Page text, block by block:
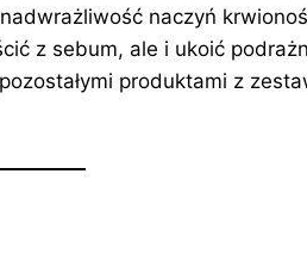
naczyń
z sebum, ale i ukoić
produktami z